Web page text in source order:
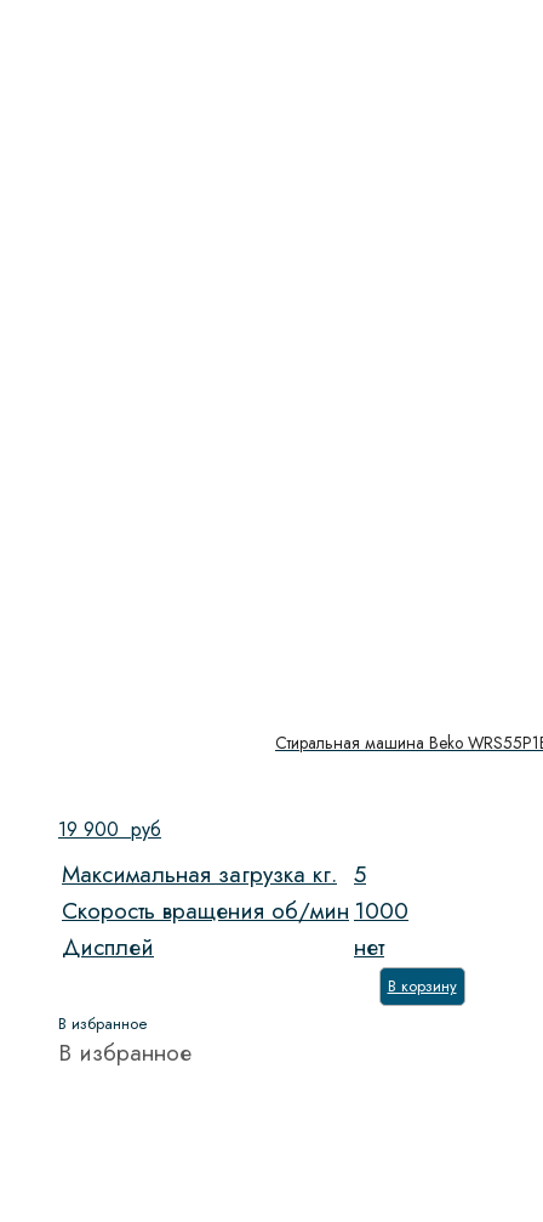
Стиральная машина Beko
19 900 руб
Максимальная загрузка кг. 5
Скорость вращения об/мин 1000
Дисплей
нет
В корзину
В избранное
В избранное